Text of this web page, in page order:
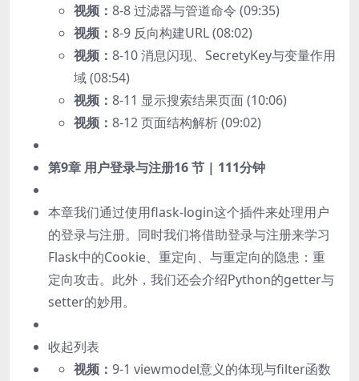
视频： 8-8 过滤器与管道命令 (09:35)
视频： 8-9 反向构建URL (08:02)
视频： 8-10 消息闪现、SecretyKey与变量作用
域 (08:54)
视频： 8-11 显示搜索结果页面 (10:06)
视频： 8-12 页面结构解析 (09:02)
第9章 用户登录与注册16 节 | 111分钟
本章我们通过使用flask-login这个插件来处理用户
的登录与注册。同时我们将借助登录与注册来学习
Flask中的Cookie、重定向、与重定向的隐患：重
定向攻击。此外，我们还会介绍Python的getter与
setter的妙用。
收起列表
视频： 9-1 viewmodel意义的体现与filter函数